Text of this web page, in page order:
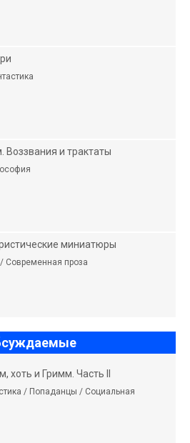
Воззвания и трактаты
миниатюры
Современная проза
хоть и Гримм. Часть II
/ Попаданцы / Социальная